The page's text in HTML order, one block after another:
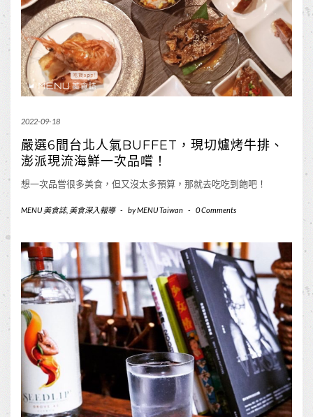
2022-09-18
嚴選6間台北人氣BUFFET，現切爐烤牛排、
澎派現流海鮮一次品嚐！
想一次品嘗很多美食，但又沒太多預算，那就去吃吃到飽吧！
MENU 美食誌, 美食深入報導 - byMENU Taiwan - 0 Comments